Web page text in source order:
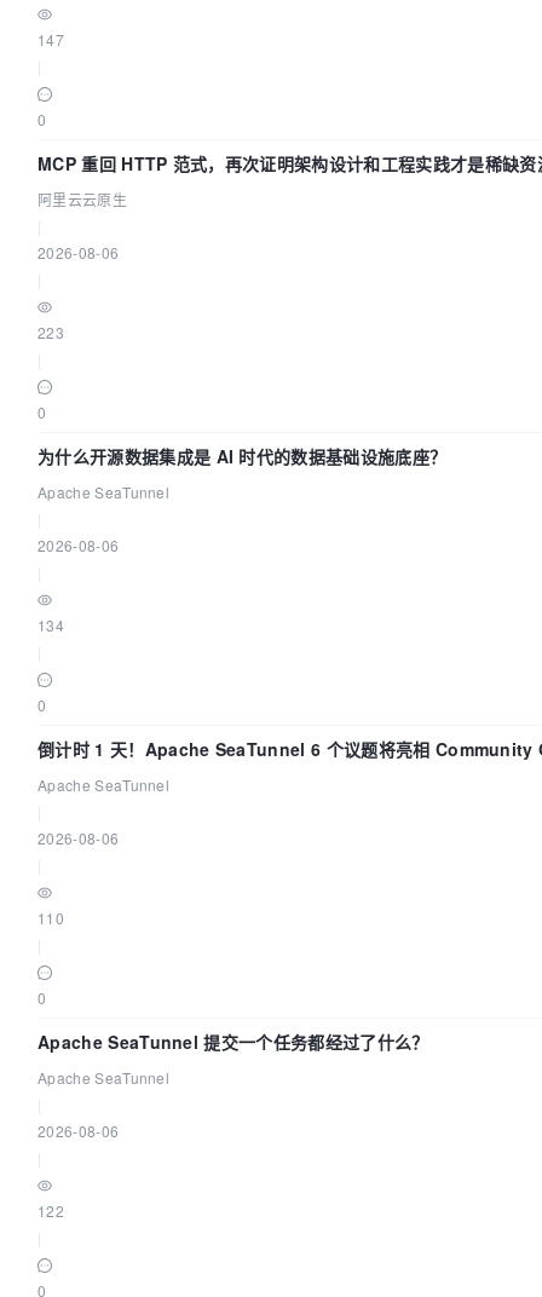
147
0
MCP 重回 HTTP 范式，再次证明架构设计和工程实践才是稀缺资
阿里云云原生
2026-08-06
223
0
为什么开源数据集成是 AI 时代的数据基础设施底座？
Apache SeaTunnel
2026-08-06
134
0
倒计时 1 天！Apache SeaTunnel 6 个议题将亮相
Apache SeaTunnel
2026-08-06
110
0
Apache SeaTunnel 提交一个任务都经过了什么？
Apache SeaTunnel
2026-08-06
122
0